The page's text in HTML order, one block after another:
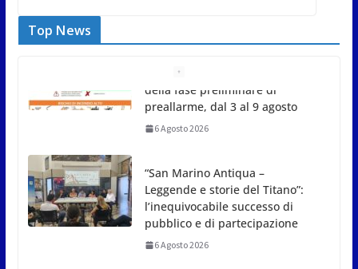
Top News
“San Marino Antiqua –
Leggende e storie del Titano”:
6 Agosto 2026
Meno asfalto, più alberi: San
Marino punta sulla